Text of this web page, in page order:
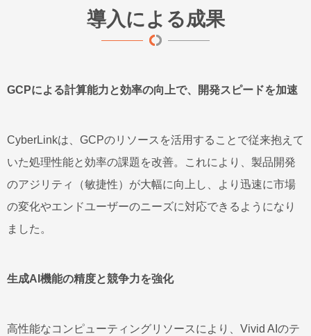
導入による成果
GCPによる計算能力と効率の向上で、開発スピードを加速
CyberLinkは、GCPのリソースを活用することで従来抱えて
いた処理性能と効率の課題を改善。これにより、製品開発
のアジリティ（敏捷性）が大幅に向上し、より迅速に市場
の変化やエンドユーザーのニーズに対応できるようになり
ました。
生成AI機能の精度と競争力を強化
高性能なコンピューティングリソースにより、Vivid AIのテ